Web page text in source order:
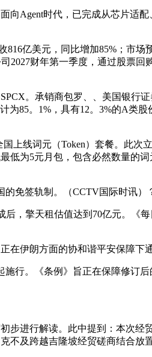
Agent时代，已完成从芯片适
亿美元，同比增加85%；市场
2027财年第一季度，通过股票
。承销商包罗、、美国银行
85。1%，具有12。3%的A类股
线词元（Token）套餐。此次
为5元月包，包含必然数量的
免签轨制。（CCTV国际时讯）
擎天租估值达到70亿元。《
伊朗方面的协和谐平安保障下通
行。《条例》旨正在保障修订
进行解读。此中提到：本次经
不及跨越吉隆坡经贸磋商结合放